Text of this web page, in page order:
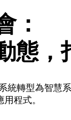
，
統轉型為智慧
程式。